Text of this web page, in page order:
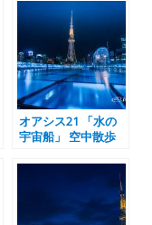
オアシス21 「水の
宇宙船」 空中散歩